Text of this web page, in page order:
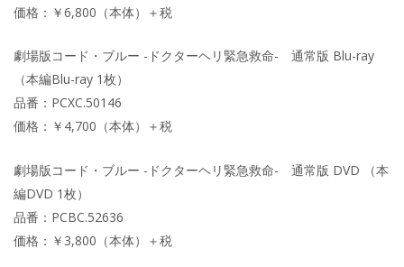
価格：￥6,800（本体）＋税
劇場版コード・ブルー -ドクターヘリ緊急救命- 通常版 Blu-ray
（本編Blu-ray 1枚）
品番：PCXC.50146
価格：￥4,700（本体）＋税
劇場版コード・ブルー -ドクターヘリ緊急救命- 通常版 DVD （本
編DVD 1枚）
品番：PCBC.52636
価格：￥3,800（本体）＋税